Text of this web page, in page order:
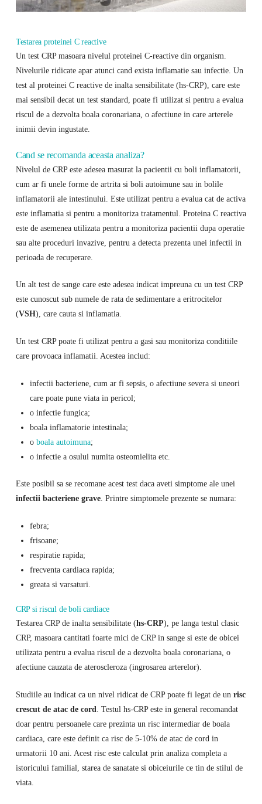
Testarea proteinei C reactive
Un test CRP masoara nivelul proteinei C-reactive din organism.
Nivelurile ridicate apar atunci cand exista inflamatie sau infectie. Un
test al proteinei C reactive de inalta sensibilitate (hs-CRP), care este
mai sensibil decat un test standard, poate fi utilizat si pentru a evalua
riscul de a dezvolta boala coronariana, o afectiune in care arterele
inimii devin ingustate.
Cand se recomanda aceasta analiza?
Nivelul de CRP este adesea masurat la pacientii cu boli inflamatorii,
cum ar fi unele forme de artrita si boli autoimune sau in bolile
inflamatorii ale intestinului. Este utilizat pentru a evalua cat de activa
este inflamatia si pentru a monitoriza tratamentul. Proteina C reactiva
este de asemenea utilizata pentru a monitoriza pacientii dupa operatie
sau alte proceduri invazive, pentru a detecta prezenta unei infectii in
perioada de recuperare.
Un alt test de sange care este adesea indicat impreuna cu un test CRP
este cunoscut sub numele de rata de sedimentare a eritrocitelor
(VSH), care cauta si inflamatia.
Un test CRP poate fi utilizat pentru a gasi sau monitoriza conditiile
care provoaca inflamatii. Acestea includ:
infectii bacteriene, cum ar fi sepsis, o afectiune severa si uneori
care poate pune viata in pericol;
o infectie fungica;
boala inflamatorie intestinala;
o boala autoimuna;
o infectie a osului numita osteomielita etc.
Este posibil sa se recomane acest test daca aveti simptome ale unei
infectii bacteriene grave. Printre simptomele prezente se numara:
febra;
frisoane;
respiratie rapida;
frecventa cardiaca rapida;
greata si varsaturi.
CRP si riscul de boli cardiace
Testarea CRP de inalta sensibilitate (hs-CRP), pe langa testul clasic
CRP, masoara cantitati foarte mici de CRP in sange si este de obicei
utilizata pentru a evalua riscul de a dezvolta boala coronariana, o
afectiune cauzata de ateroscleroza (ingrosarea arterelor).
Studiile au indicat ca un nivel ridicat de CRP poate fi legat de un risc
crescut de atac de cord . Testul hs-CRP este in general recomandat
doar pentru persoanele care prezinta un risc intermediar de boala
cardiaca, care este definit ca risc de 5-10% de atac de cord in
urmatorii 10 ani. Acest risc este calculat prin analiza completa a
istoricului familial, starea de sanatate si obiceiurile ce tin de stilul de
viata.